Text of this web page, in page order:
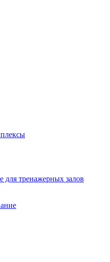
для тренажерных залов